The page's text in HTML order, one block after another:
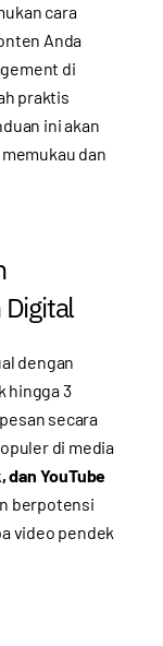
cara
Anda
di
praktis
ini akan
dan
dengan
hingga 3
secara
di media
dan YouTube
berpotensi
video pendek